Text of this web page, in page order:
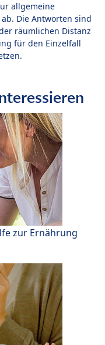
allgemeine
Die Antworten sind
räumlichen Distanz
für den Einzelfall
zur Ernährung